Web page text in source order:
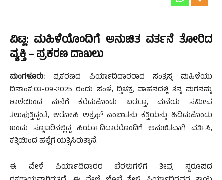
ವಿಟ್ಲ: ಮಹಿಳೆಯೊಂದಿಗೆ ಅನುಚಿತ ವರ್ತನೆ ತೋರಿದ
ವ್ಯಕ್ತಿ – ಪ್ರಕರಣ ದಾಖಲು
ಮಂಗಳೂರು: ಪ್ರಕರಣದ ಪಿರ್ಯಾದಿದಾರರಾದ ಸಂತ್ರಸ್ತ ಮಹಿಳೆಯು
ದಿನಾಂಕ:03-09-2025 ರಂದು ಸಂಜೆ, ದ್ವಿಚಕ್ರ ವಾಹನದಲ್ಲಿ ತನ್ನ ಮಗನನ್ನು
ಶಾಲೆಯಿಂದ ಮನೆಗೆ ಕರೆದುಕೊಂಡು ಬರುತ್ತಾ, ಮನೆಯ ಸಮೀಪ
ತಲುಪುತ್ತಿದ್ದಂತೆ, ಆರೋಪಿ ಅಶ್ರಫ್ ಎಂಬಾತನು ಕತ್ತಿಯನ್ನು ಹಿಡಿದುಕೊಂಡು
ಬಂದು ಸ್ಕೂಟರಿನಲ್ಲಿದ್ದ ಪಿರ್ಯಾದಿದಾರರೊಂದಿಗೆ ಅನುಚಿತವಾಗಿ ವರ್ತಿಸಿ,
ಕತ್ತಿಯಿಂದ ಹಲ್ಲೆಗೆ ಯತ್ನಿಸಿರುತ್ತಾನೆ.
ಈ ವೇಳೆ ಪಿರ್ಯಾದಿದಾರರ ಬೆರಳುಗಳಿಗೆ ತೀವ್ರ ಸ್ವರೂಪದ